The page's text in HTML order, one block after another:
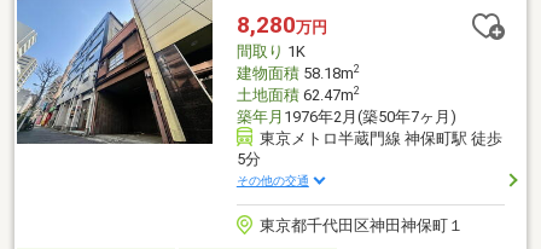
8,280万円
間取り 1K
建物面積58.18m2
土地面積62.47m2
築年月 1976年2月(築50年7ヶ月)
東京メトロ半蔵門線 神保町駅 徒歩
5分
その他の交通
東京都千代田区神田神保町１